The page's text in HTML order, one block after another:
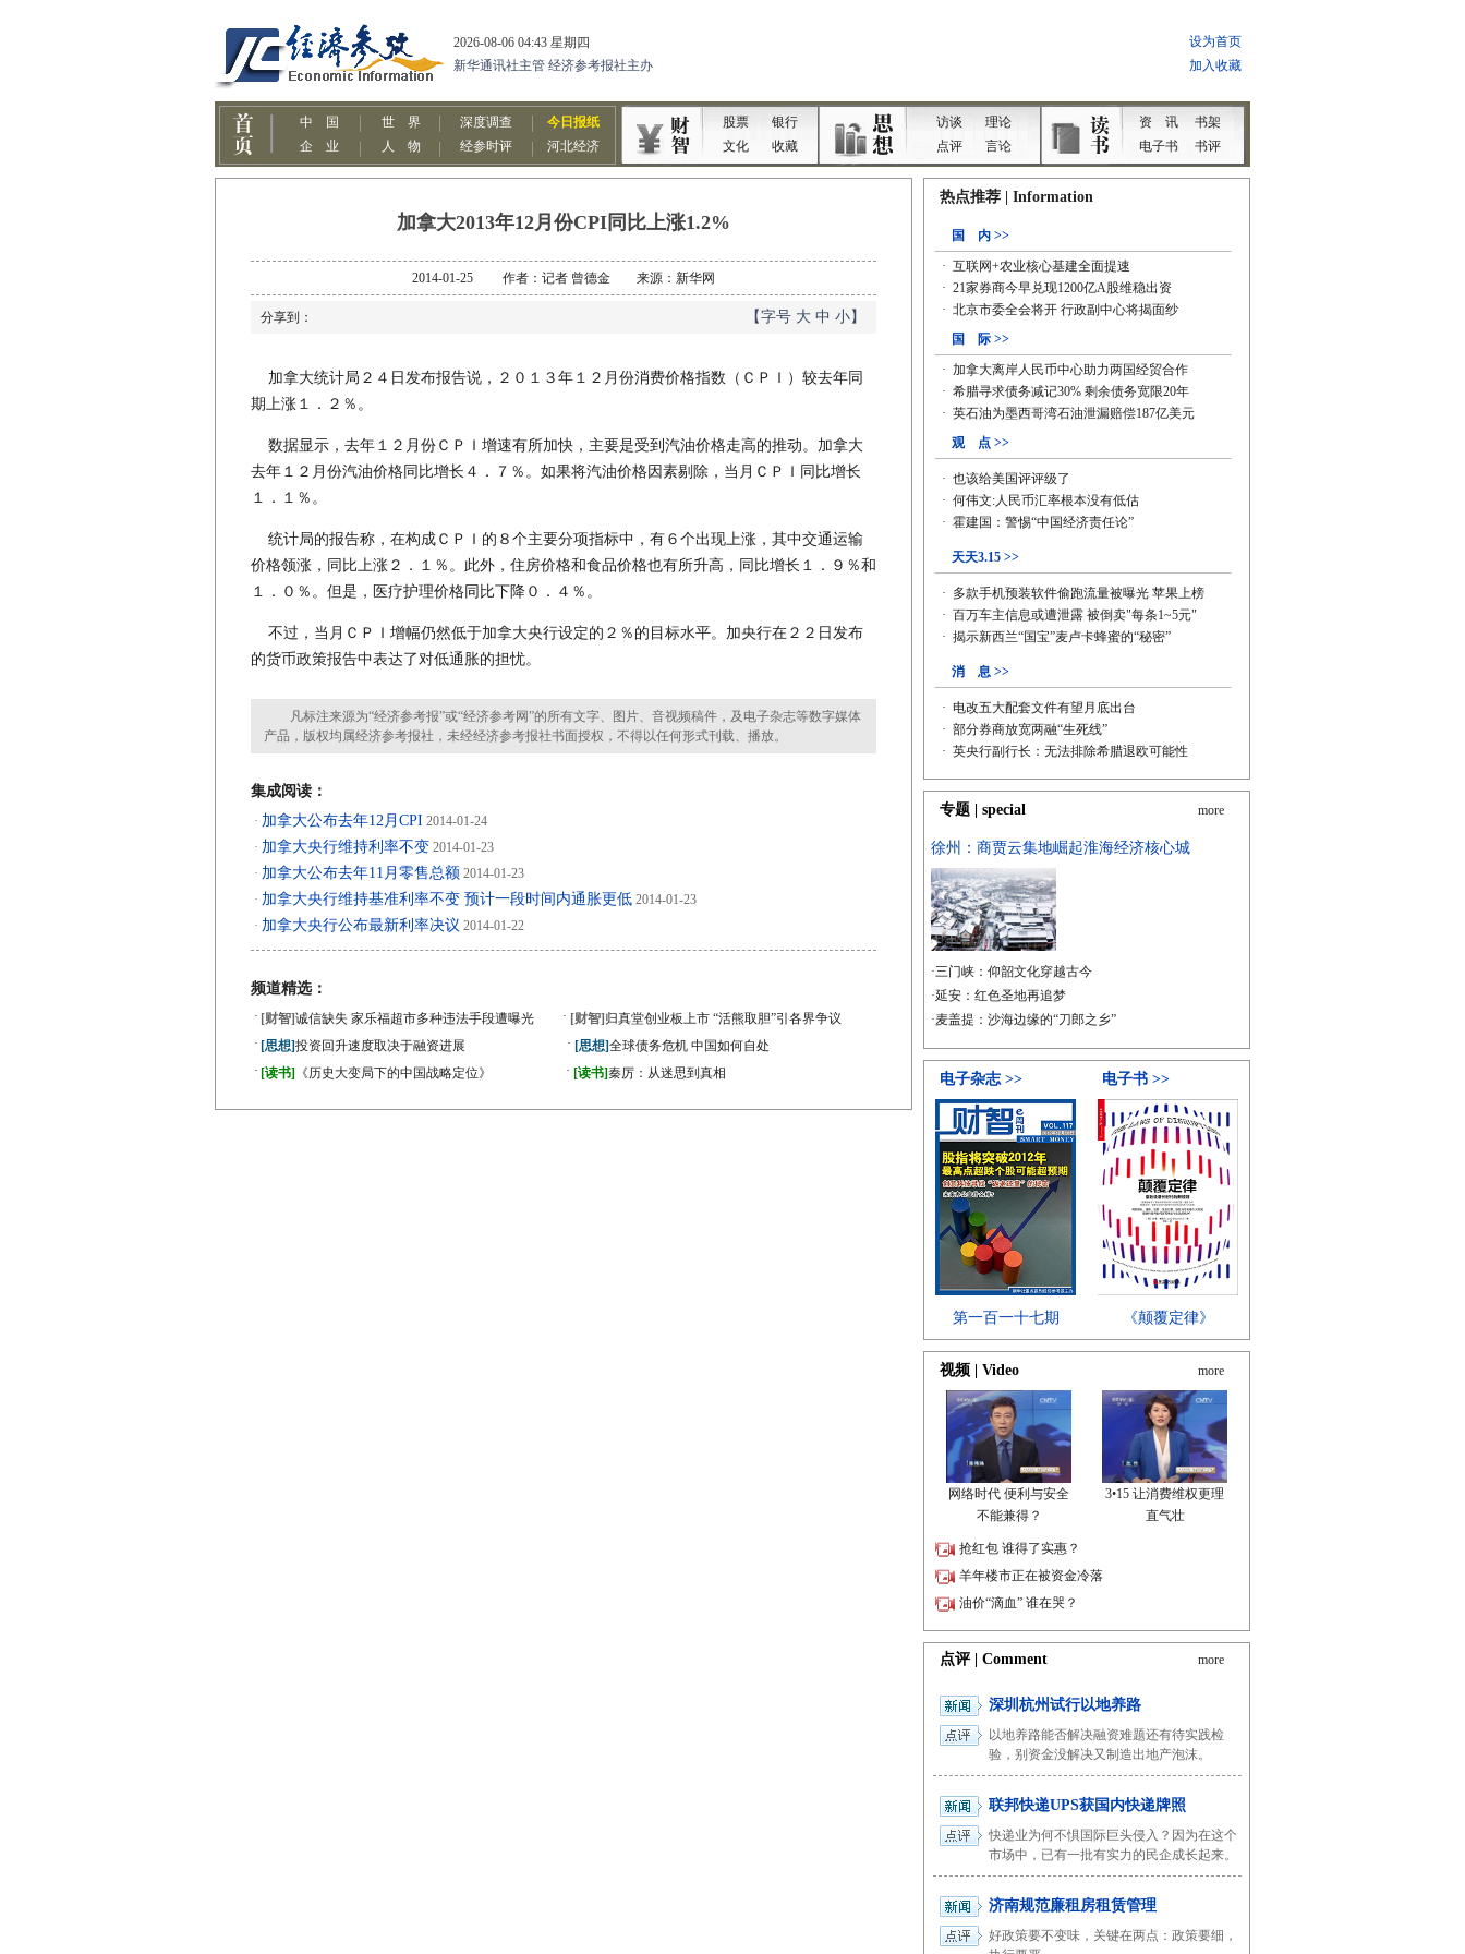
加拿大2013年12月份CPI同比上涨1.2%
2014-01-25 作者：记者 曾德金 来源：新华网
分享到： 【字号 大 中 小】
加拿大统计局２４日发布报告说，２０１３年１２月份消费价格指数（ＣＰＩ）较去年同
期上涨１．２％。
数据显示，去年１２月份ＣＰＩ增速有所加快，主要是受到汽油价格走高的推动。加拿大
去年１２月份汽油价格同比增长４．７％。如果将汽油价格因素剔除，当月ＣＰＩ同比增长
１．１％。
统计局的报告称，在构成ＣＰＩ的８个主要分项指标中，有６个出现上涨，其中交通运输
价格领涨，同比上涨２．１％。此外，住房价格和食品价格也有所升高，同比增长１．９％和
１．０％。但是，医疗护理价格同比下降０．４％。
不过，当月ＣＰＩ增幅仍然低于加拿大央行设定的２％的目标水平。加央行在２２日发布
的货币政策报告中表达了对低通胀的担忧。
凡标注来源为“经济参考报”或“经济参考网”的所有文字、图片、音视频稿件，及电子杂志等数字媒体
产品，版权均属经济参考报社，未经经济参考报社书面授权，不得以任何形式刊载、播放。
集成阅读：
· 加拿大公布去年12月CPI 2014-01-24
· 加拿大央行维持利率不变 2014-01-23
· 加拿大公布去年11月零售总额 2014-01-23
· 加拿大央行维持基准利率不变 预计一段时间内通胀更低 2014-01-23
· 加拿大央行公布最新利率决议 2014-01-22
频道精选：
· [财智]诚信缺失 家乐福超市多种违法手段遭曝光 · [财智] 归真堂创业板上市 “活熊取胆”引各界争议
· [思想]投资回升速度取决于融资进展 · [思想]全球债务危机 中国如何自处
· [读书] 《历史大变局下的中国战略定位》 · [读书]秦厉：从迷思到真相